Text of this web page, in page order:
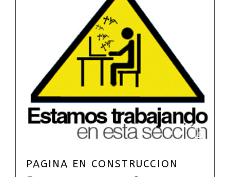
PAGINA EN CONSTRUCCION